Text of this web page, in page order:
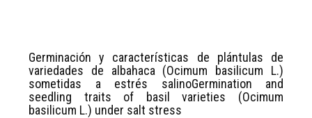
Germinación y características de plántulas de
variedades de albahaca (Ocimum basilicum L.)
sometidas a estrés salinoGermination and
seedling traits of basil varieties (Ocimum
basilicum L.) under salt stress